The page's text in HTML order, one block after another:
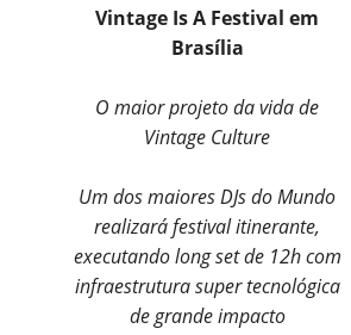
Vintage Is A Festival em
Brasília
O maior projeto da vida de
Vintage Culture
Um dos maiores DJs do Mundo
realizará festival itinerante,
executando long set de 12h com
infraestrutura super tecnológica
de grande impacto